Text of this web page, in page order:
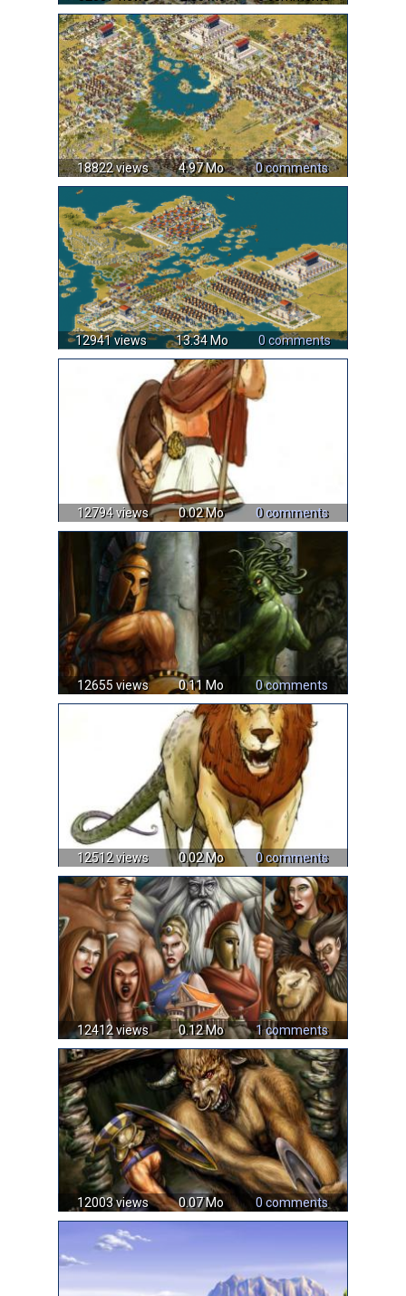
18822 views 4.97 Mo 0 comments
12941 views 13.34 Mo 0 comments
12794 views 0.02 Mo 0 comments
12655 views 0.11 Mo 0 comments
12512 views 0.02 Mo 0 comments
12412 views 0.12 Mo 1 comments
12003 views 0.07 Mo 0 comments